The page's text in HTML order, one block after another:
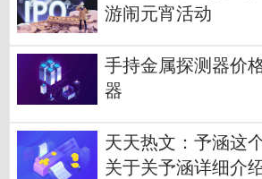
游闹元宵活动
手持金属探测器价
器
天天热文：予涵这
关于关予涵详细介